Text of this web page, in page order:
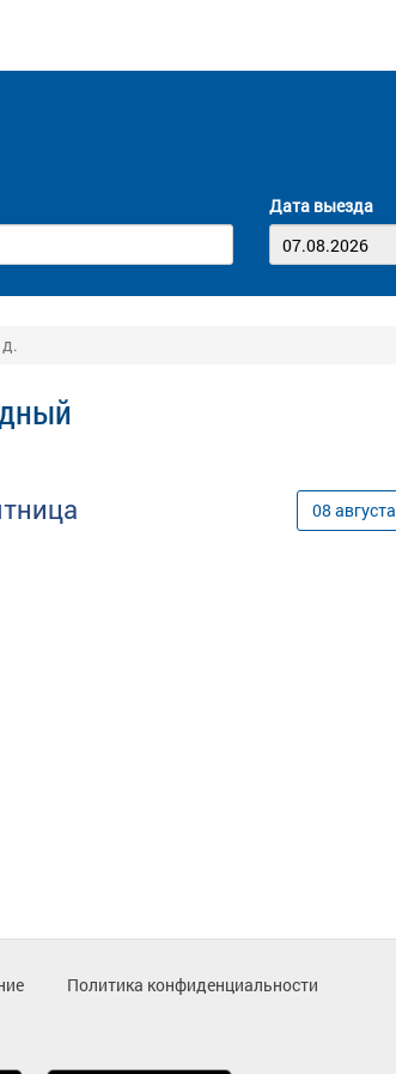
Дата выезда
08 августа
Политика конфиденциальности